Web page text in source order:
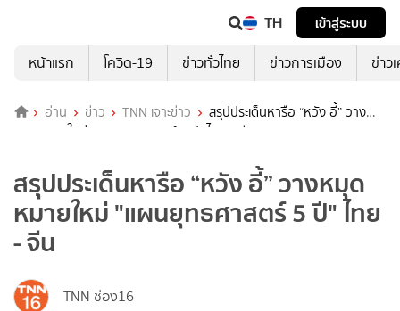
TH
เข้าสู่ระบบ
หน้าแรก
โควิด-19 ข่าวทั่วไทย ข่าวการเมือง ข่าว
อ่าน ข่าว TNN เจาะข่าว
สรุปประเด็นหารือ “หวัง อี้” วาง
หมุดหมายใหม่ "แผนยุทธศาสตร์ 5 ปี" ไทย - จีน
สรุปประเด็นหารือ “หวัง อี้” วางหมุด
หมายใหม่ "แผนยุทธศาสตร์ 5 ปี" ไทย
- จีน
TNN ช่อง16